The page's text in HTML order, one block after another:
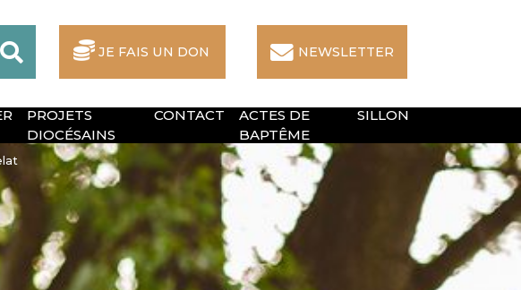
JE FAIS UN DON NEWSLETTER
PROJETS
DIOCÉSAINS
CONTACT
ACTES DE
BAPTÊME
SILLON